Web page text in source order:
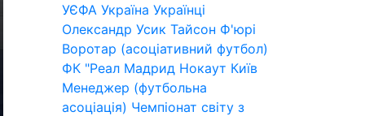
УЄФА Україна Українці
Олександр Усик Тайсон Ф'юрі
Воротар (асоціативний футбол)
ФК "Реал Мадрид Нокаут Київ
Менеджер (футбольна
асоціація) Чемпіонат світу з